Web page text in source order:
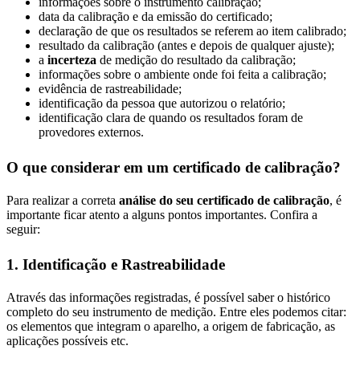
data da calibração e da emissão do certificado;
declaração de que os resultados se referem ao item calibrado;
resultado da calibração (antes e depois de qualquer ajuste);
a incerteza de medição do resultado da calibração;
informações sobre o ambiente onde foi feita a calibração;
evidência de rastreabilidade;
identificação da pessoa que autorizou o relatório;
identificação clara de quando os resultados foram de
provedores externos.
O que considerar em um certificado de calibração?
Para realizar a correta análise do seu certificado de calibração, é
importante ficar atento a alguns pontos importantes. Confira a
seguir:
1. Identificação e Rastreabilidade
Através das informações registradas, é possível saber o histórico
completo do seu instrumento de medição. Entre eles podemos citar:
os elementos que integram o aparelho, a origem de fabricação, as
aplicações possíveis etc.